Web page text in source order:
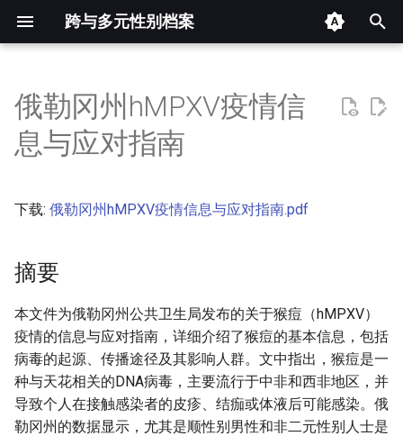
跨与多元性别档案
入
以
开
摘要
俄勒冈州hMPXV疫情信
息与应对指南
下载: 俄勒冈州hMPXV疫情信息与应对指南.pdf
摘要
本文件为俄勒冈州公共卫生局发布的关于猴痘（hMPXV）
疫情的信息与应对指南，详细介绍了猴痘的基本信息，包括
病毒的起源、传播途径及其影响人群。文中指出，猴痘是一
种与天花相关的DNA病毒，主要流行于中非和西非地区，并
导致个人在接触感染者的皮疹、结痂或体液后可能感染。俄
勒冈州的数据显示，尤其是顺性别男性和非二元性别人士是